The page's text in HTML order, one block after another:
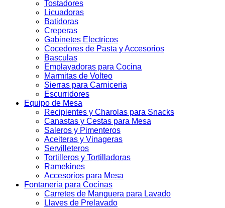
Tostadores
Licuadoras
Batidoras
Creperas
Gabinetes Electricos
Cocedores de Pasta y Accesorios
Basculas
Emplayadoras para Cocina
Marmitas de Volteo
Sierras para Carniceria
Escurridores
Equipo de Mesa
Recipientes y Charolas para Snacks
Canastas y Cestas para Mesa
Saleros y Pimenteros
Aceiteras y Vinageras
Servilleteros
Tortilleros y Tortilladoras
Ramekines
Accesorios para Mesa
Fontaneria para Cocinas
Carretes de Manguera para Lavado
Llaves de Prelavado